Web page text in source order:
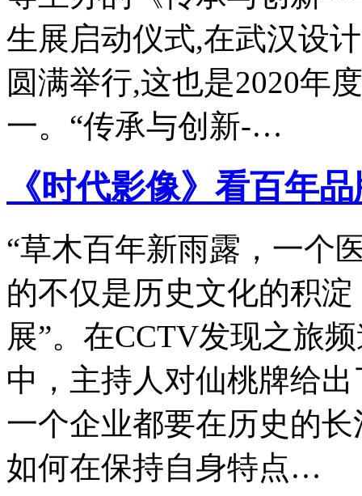
生展启动仪式,在武汉设
圆满举行,这也是2020年
一。“传承与创新-…
《时代影像》看百年
“草木百年新雨露，一个
的不仅是历史文化的积
展”。在CCTV发现之旅
中，主持人对仙桃牌给
一个企业都要在历史的
如何在保持自身特点…